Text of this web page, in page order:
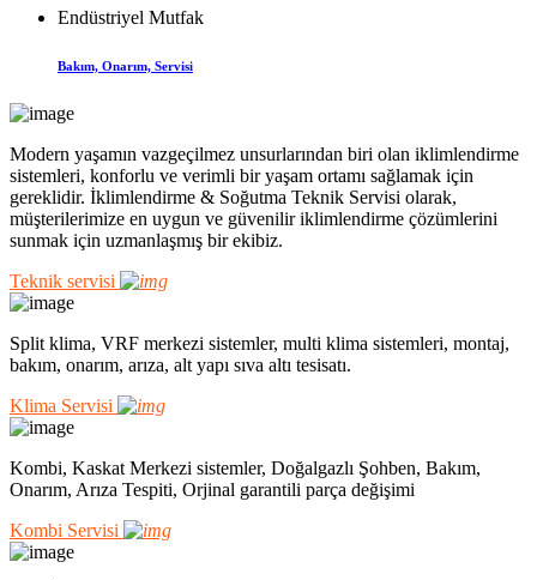
Endüstriyel Mutfak
Bakım, Onarım, Servisi
Modern yaşamın vazgeçilmez unsurlarından biri olan iklimlendirme
sistemleri, konforlu ve verimli bir yaşam ortamı sağlamak için
gereklidir. İklimlendirme & Soğutma Teknik Servisi olarak,
müşterilerimize en uygun ve güvenilir iklimlendirme çözümlerini
sunmak için uzmanlaşmış bir ekibiz.
Teknik servisi
Split klima, VRF merkezi sistemler, multi klima sistemleri, montaj,
bakım, onarım, arıza, alt yapı sıva altı tesisatı.
Klima Servisi
Kombi, Kaskat Merkezi sistemler, Doğalgazlı Şohben, Bakım,
Onarım, Arıza Tespiti, Orjinal garantili parça değişimi
Kombi Servisi